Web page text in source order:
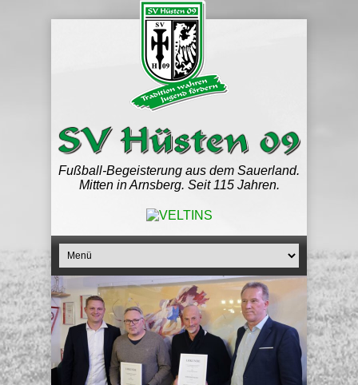
Fußball-Begeisterung aus dem Sauerland.
Mitten in Arnsberg. Seit 115 Jahren.